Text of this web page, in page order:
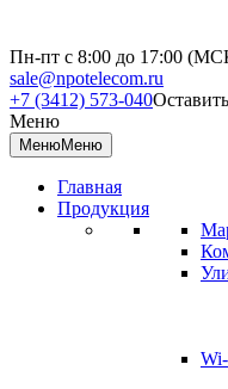
Пн-пт с 8:00 до 17:00
sale@npotelecom.ru
+7 (3412) 573-040
Меню
МенюМеню
Главная
Продукция